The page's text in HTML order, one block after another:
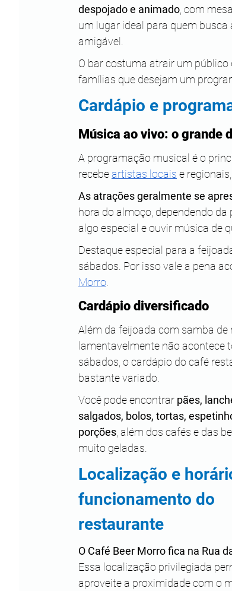
despojado e animado , com
um lugar ideal para quem
amigável.
O bar costuma atrair um
famílias que desejam um
Cardápio e
Música ao vivo: o grande
A programação musical é o
recebe artistas locais e
As atrações geralmente se
hora do almoço, dependendo
algo especial e ouvir música de
Destaque especial para a
sábados. Por isso vale a pena
Morro
Cardápio diversificado
Além da feijoada com samba de
lamentavelmente não acontece
sábados, o cardápio do café
bastante variado.
Você pode encontrar pães,
salgados, bolos, tortas,
porções , além dos cafés e das
muito geladas.
Localização e
funcionamento do
restaurante
O Café Beer Morro fica na Rua
Essa localização privilegiada
aproveite a proximidade com o